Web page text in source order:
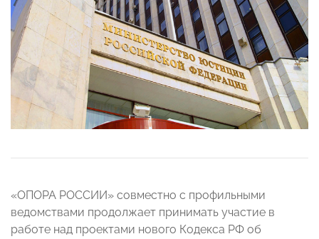
«ОПОРА РОССИИ» совместно с профильными
ведомствами продолжает принимать участие в
работе над проектами нового Кодекса РФ об